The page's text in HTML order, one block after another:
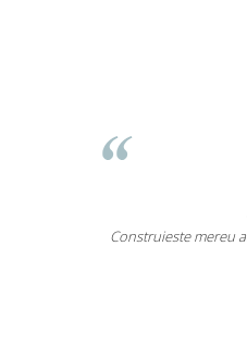
Construieste mereu